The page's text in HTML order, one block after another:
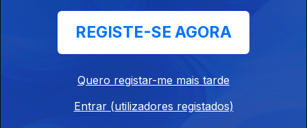
10 set. 2021
REGISTE-SE AGORA
Quero registar-me mais tarde
Entrar (utilizadores registados)